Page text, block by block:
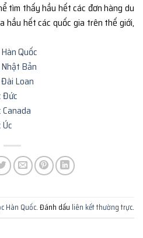
tìm thấy hầu hết các đơn hàng du
hầu hết các quốc gia trên thế giới,
Quốc
Bản
Loan
Đức
Hàn Quốc. Đánh dấu liên kết thường trực.